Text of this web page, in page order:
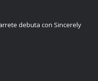
debuta con Sincerely